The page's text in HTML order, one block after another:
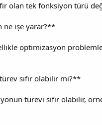
olan tek fonksiyon türü
ne işe yarar?**
optimizasyon
sıfır olabilir mi?**
türevi sıfır olabilir,